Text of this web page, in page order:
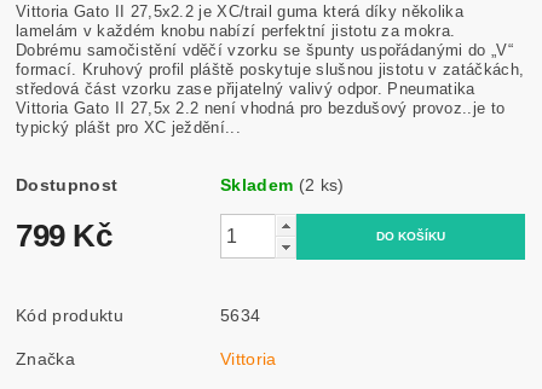
Vittoria Gato II 27,5x2.2 je XC/trail guma která díky několika
lamelám v každém knobu nabízí perfektní jistotu za mokra.
Dobrému samočistění vděčí vzorku se špunty uspořádanými do „V“
formací. Kruhový profil pláště poskytuje slušnou jistotu v zatáčkách,
středová část vzorku zase přijatelný valivý odpor. Pneumatika
Vittoria Gato II 27,5x 2.2 není vhodná pro bezdušový provoz..je to
typický plášt pro XC ježdění...
Dostupnost Skladem (2 ks)
799 Kč
Kód produktu 5634
Značka Vittoria